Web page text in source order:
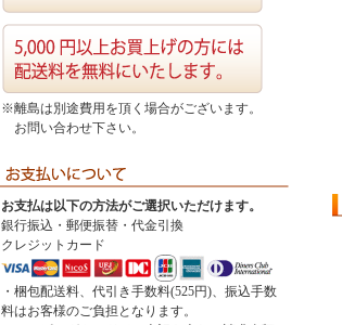
※離島は別途費用を頂く場合がございます。
お問い合わせ下さい。
お支払は以下の方法がご選択いただけます。
銀行振込・郵便振替・代金引換
クレジットカード
・梱包配送料、代引き手数料(525円)、振込手数
料はお客様のご負担となります。